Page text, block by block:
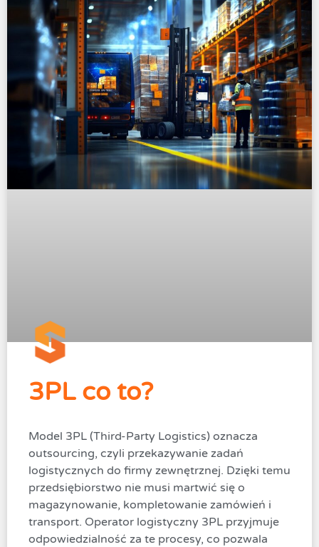
3PL co to?
Model 3PL (Third-Party Logistics) oznacza
outsourcing, czyli przekazywanie zadań
logistycznych do firmy zewnętrznej. Dzięki temu
przedsiębiorstwo nie musi martwić się o
magazynowanie, kompletowanie zamówień i
transport. Operator logistyczny 3PL przyjmuje
odpowiedzialność za te procesy, co pozwala